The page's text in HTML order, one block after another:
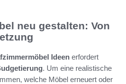
neu gestalten: Von
Ideen erfordert
. Um eine realistische
welche Möbel erneuert oder